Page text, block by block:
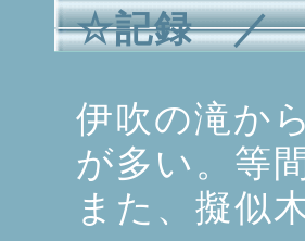
☆記録 ／
伊吹の滝か
が多い。等
また、擬似